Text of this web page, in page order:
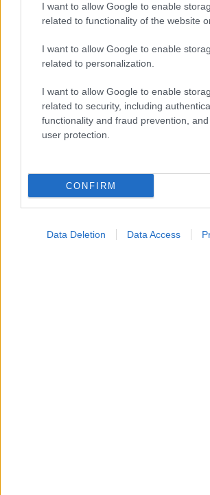
I want to allow Google to enable
related to functionality of the website
I want to allow Google to enable
related to personalization.
I want to allow Google to enable
related to security, including
functionality and fraud prevention,
user protection.
CONFIRM
Data Deletion Data Access
ΣΗΜΕΡΑ ΣΤΟ IATRONET.GR
Κήπος στο σπίτι και πάρκα στη